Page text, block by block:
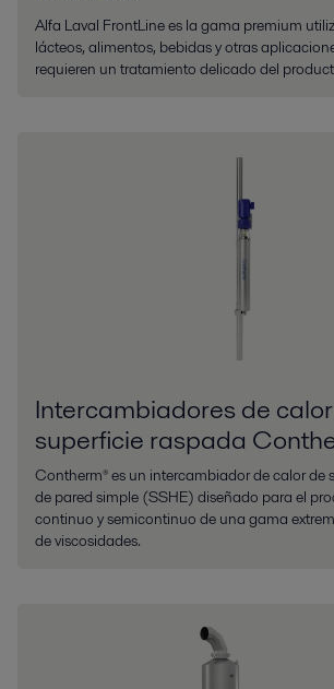
Alfa Laval FrontLine es la gama premium
lácteos, alimentos, bebidas y otras
requieren un tratamiento delicado del
Intercambiadores de
superficie raspada
Contherm® es un intercambiador de calor de
de pared simple (SSHE) diseñado para el
continuo y semicontinuo de una gama
de viscosidades.